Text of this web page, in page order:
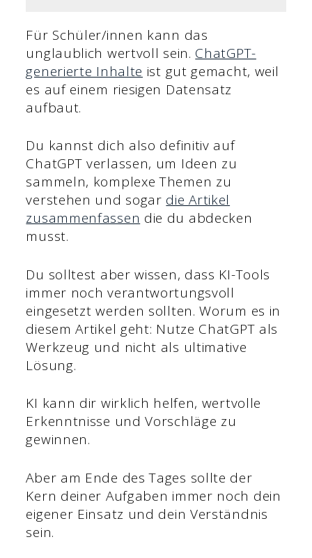
Für Schüler/innen kann das
unglaublich wertvoll sein. ChatGPT-
generierte Inhalte ist gut gemacht, weil
es auf einem riesigen Datensatz
aufbaut.
Du kannst dich also definitiv auf
ChatGPT verlassen, um Ideen zu
sammeln, komplexe Themen zu
verstehen und sogar die Artikel
zusammenfassen die du abdecken
musst.
Du solltest aber wissen, dass KI-Tools
immer noch verantwortungsvoll
eingesetzt werden sollten. Worum es in
diesem Artikel geht: Nutze ChatGPT als
Werkzeug und nicht als ultimative
Lösung.
KI kann dir wirklich helfen, wertvolle
Erkenntnisse und Vorschläge zu
gewinnen.
Aber am Ende des Tages sollte der
Kern deiner Aufgaben immer noch dein
eigener Einsatz und dein Verständnis
sein.